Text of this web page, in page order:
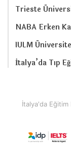
Trieste
NABA Erken
IULM
İtalya’da Tıp
İtalya'da